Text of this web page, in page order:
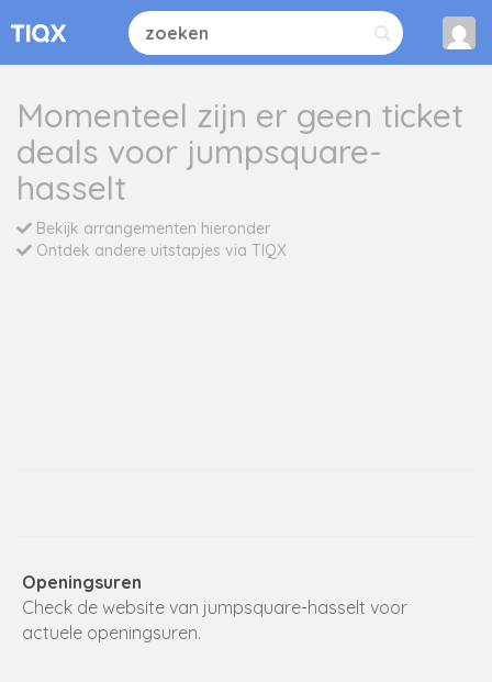
Momenteel zijn er geen ticket
deals voor jumpsquare-
hasselt
Bekijk arrangementen hieronder
Ontdek andere uitstapjes via TIQX
Openingsuren
Check de website van jumpsquare-hasselt voor
actuele openingsuren.